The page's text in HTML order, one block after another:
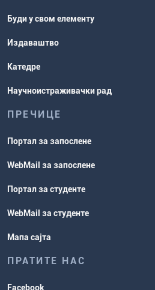
Буди у свом елементу
Издаваштво
Катедре
Научноистраживачки рад
ПРЕЧИЦЕ
Портал за запослене
WebMail за запослене
Портал за студенте
WebMail за студенте
Мапа сајта
ПРАТИТЕ НАС
Facebook